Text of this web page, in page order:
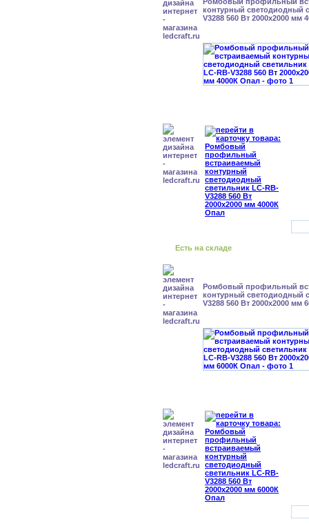
контурный светодиодный
V3288 560 Вт 2000x2000 мм
Есть на складе
Ромбовый профильный
контурный светодиодный
V3288 560 Вт 2000x2000 мм